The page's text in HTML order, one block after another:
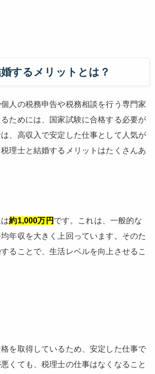
するメリットとは？
人の税務申告や税務相談を行う専門家
ためには、国家試験に合格する必要が
、高収入で安定した仕事として人気が
理士と結婚するメリットはたくさんあ
約1,000万円 です。これは、一般的な
年収を大きく上回っています。そのた
ることで、生活レベルを向上させるこ
を取得しているため、安定した仕事で
くても、税理士の仕事はなくなること